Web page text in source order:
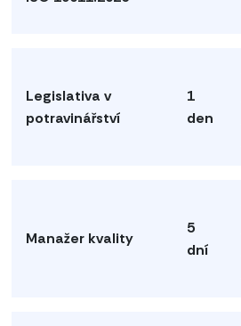
Legislativa v
potravinářství
1
den
Manažer kvality
5
dní